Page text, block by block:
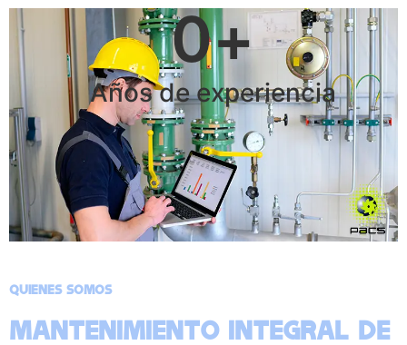
Años de experiencia
0+
Quienes somos
Mantenimiento integral de